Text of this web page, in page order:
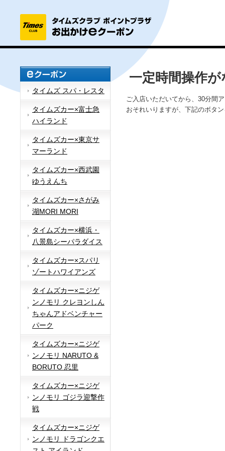
タイムズ スパ・レスタ
タイムズカー×富士急
ハイランド
タイムズカー×東京サ
マーランド
タイムズカー×西武園
ゆうえんち
タイムズカー×さがみ
湖MORI MORI
タイムズカー×横浜・
八景島シーパラダイス
タイムズカー×スパリ
ゾートハワイアンズ
タイムズカー×ニジゲ
ンノモリ クレヨンしん
ちゃんアドベンチャー
パーク
タイムズカー×ニジゲ
ンノモリ NARUTO &
BORUTO 忍里
タイムズカー×ニジゲ
ンノモリ ゴジラ迎撃作
戦
タイムズカー×ニジゲ
ンノモリ ドラゴンクエ
一定時間操作
ご入店いただいてから、30分間
おそれいりますが、下記のボタ